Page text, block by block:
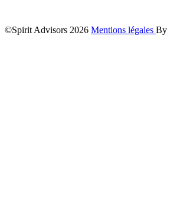
©Spirit Advisors 2026 Mentions légales By